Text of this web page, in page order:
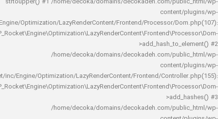
rocket/inc/Engine/Optimization/LazyRenderContent/Frontend/Processor/
/home/decoka/domains/decokadeh.com/
rocket/inc/Engine/Optimization/LazyRenderContent/Frontend/
/home/decoka/domains/decokadeh.com/